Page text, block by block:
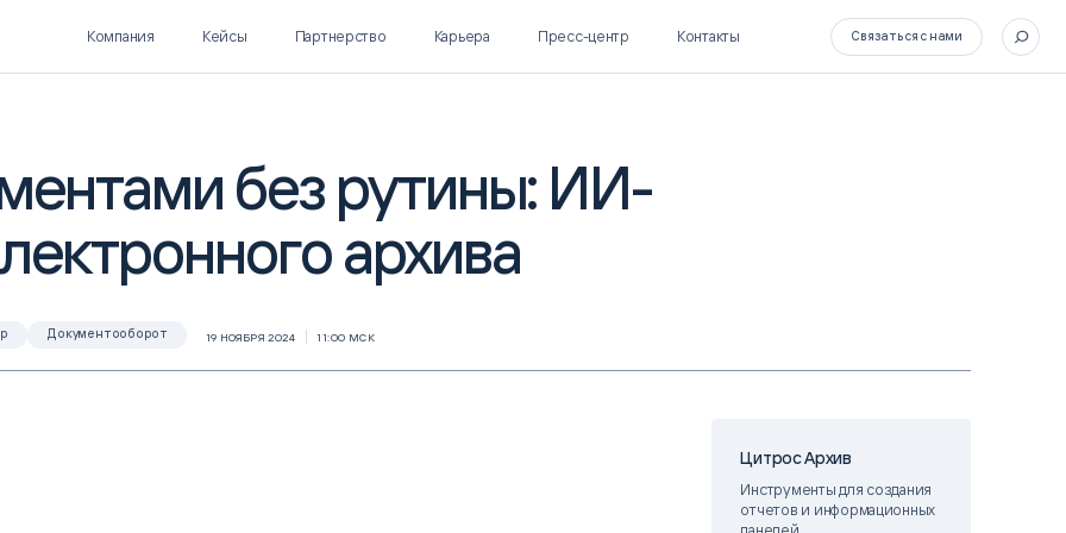
Polymatica EPM
ПЛАНИРОВАНИЕ И
БЮДЖЕТИРОВАНИЕ
SL Soft AI
AI ДЛЯ ГИПЕРАВТОМАТИЗАЦИИ
Интеллектуальный поиск
Компания Кейсы Партнерство Карьера Пресс-центр Контакты Связаться с нами
без рутины: ИИ-
архива
Документооборот 19 НОЯБРЯ 2024 11:00 МСК
Цитрос Архив
Инструменты для создания
отчетов и информационных